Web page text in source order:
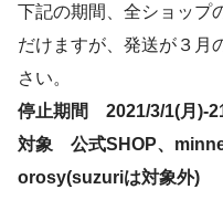
下記の期間、全ショップ
だけますが、発送が３月
さい。
停止期間 2021/3/1(月)-
対象 公式SHOP、
orosy(suzuriは対象外)